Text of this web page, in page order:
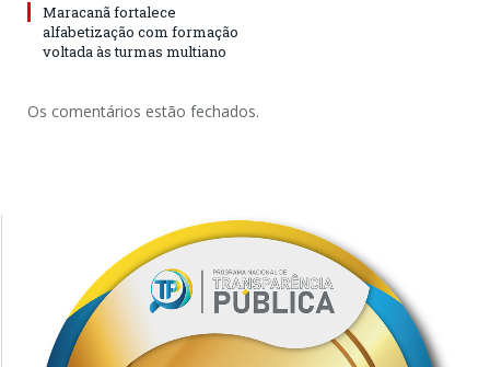
Maracanã fortalece
alfabetização com formação
voltada às turmas multiano
Os comentários estão fechados.